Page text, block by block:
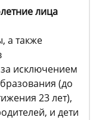
лица
а также
исключением
(до
23 лет),
и дети